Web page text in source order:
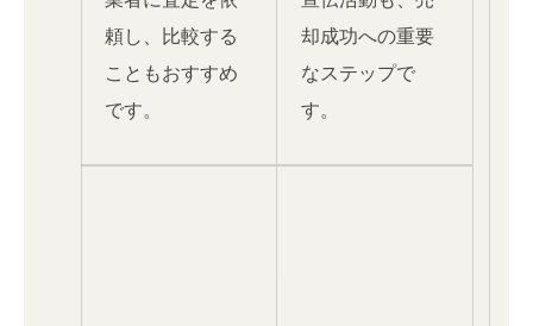
頼し、比較する
こともおすすめ
です。
却成功への重要
なステップで
す。